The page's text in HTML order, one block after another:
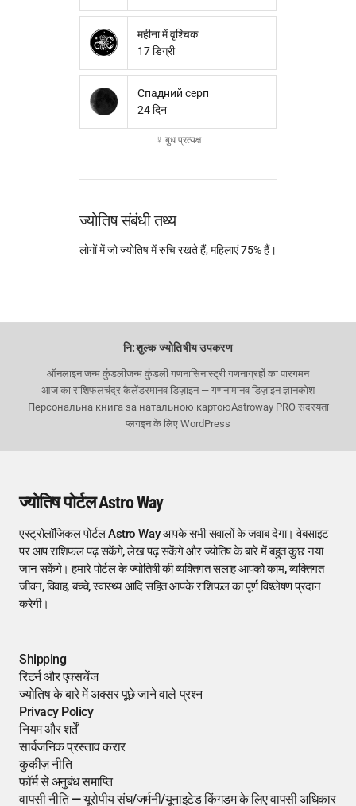
महीना में वृश्चिक
17 डिग्री
Спадний серп
24 दिन
☿ बुध प्रत्यक्ष
ज्योतिष संबंधी तथ्य
लोगों में जो ज्योतिष में रुचि रखते हैं, महिलाएं 75% हैं।
नि:शुल्क ज्योतिषीय उपकरण
ऑनलाइन जन्म कुंडलीजन्म कुंडली गणनासिनास्ट्री गणनाग्रहों का पारगमन
आज का राशिफलचंद्र कैलेंडरमानव डिज़ाइन — गणनामानव डिज़ाइन ज्ञानकोश
Персональна книга за натальною картоюAstroway PRO सदस्यता
प्लगइन के लिए WordPress
ज्योतिष पोर्टल Astro Way
एस्ट्रोलॉजिकल पोर्टल Astro Way आपके सभी सवालों के जवाब देगा। वेबसाइट
पर आप राशिफल पढ़ सकेंगे, लेख पढ़ सकेंगे और ज्योतिष के बारे में बहुत कुछ नया
जान सकेंगे। हमारे पोर्टल के ज्योतिषी की व्यक्तिगत सलाह आपको काम, व्यक्तिगत
जीवन, विवाह, बच्चे, स्वास्थ्य आदि सहित आपके राशिफल का पूर्ण विश्लेषण प्रदान
करेगी।
Shipping
रिटर्न और एक्सचेंज
ज्योतिष के बारे में अक्सर पूछे जाने वाले प्रश्न
Privacy Policy
नियम और शर्तें
सार्वजनिक प्रस्ताव करार
कुकीज़ नीति
फॉर्म से अनुबंध समाप्ति
वापसी नीति — यूरोपीय संघ/जर्मनी/यूनाइटेड किंगडम के लिए वापसी अधिकार